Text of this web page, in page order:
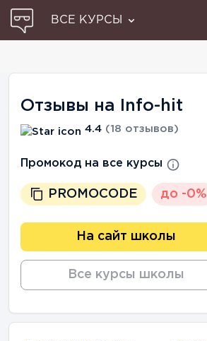
ВСЕ КУРСЫ
Отзывы на Info-hit
4.4 (18 отзывов)
Промокод на все курсы
PROMOCODE до -0%
На сайт школы
Все курсы школы